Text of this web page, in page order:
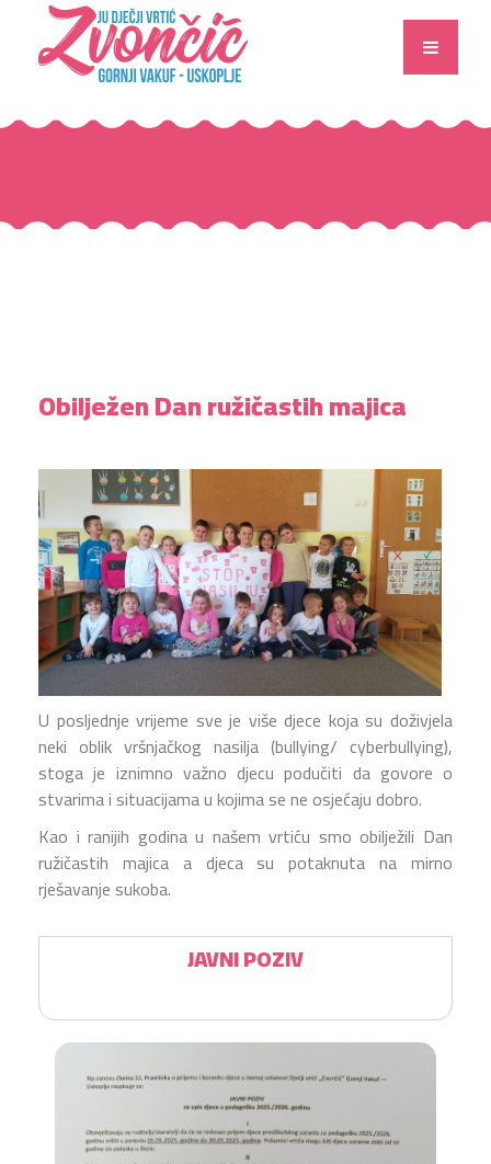
Obilježen Dan ružičastih majica
U posljednje vrijeme sve je više djece koja su doživjela
neki oblik vršnjačkog nasilja (bullying/ cyberbullying),
stoga je iznimno važno djecu podučiti da govore o
stvarima i situacijama u kojima se ne osjećaju dobro.
Kao i ranijih godina u našem vrtiću smo obilježili Dan
ružičastih majica a djeca su potaknuta na mirno
rješavanje sukoba.
JAVNI POZIV